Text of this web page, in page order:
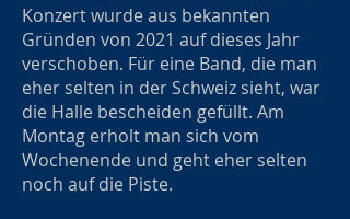
Konzert wurde aus bekannten
Gründen von 2021 auf dieses Jahr
verschoben. Für eine Band, die man
eher selten in der Schweiz sieht, war
die Halle bescheiden gefüllt. Am
Montag erholt man sich vom
Wochenende und geht eher selten
noch auf die Piste.